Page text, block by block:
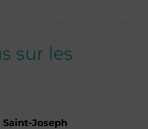
sur les
Joseph